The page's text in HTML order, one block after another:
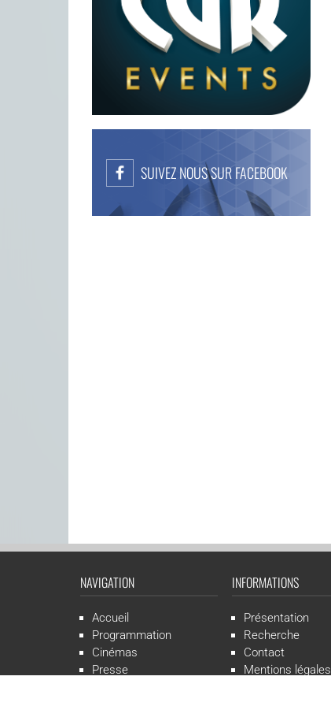
SUIVEZ NOUS SUR FACEBOOK
NAVIGATION
Accueil
Programmation
Cinémas
Presse
INFORMATIONS
Présentation
Recherche
Contact
Mentions légales